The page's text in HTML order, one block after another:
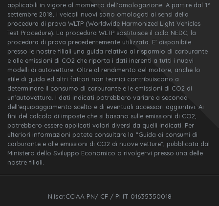
applicabili in vigore al momento dell'omologazione. A partire dal 1°
settembre 2018, i veicoli nuovi sono omologati ai sensi della
procedura di prova WLTP (Worldwide Harmonized Light Vehicles
Test Procedure). La procedura WLTP sostituisce il ciclo NEDC, la
procedura di prova precedentemente utilizzata. E’ disponibile
presso le nostre filiali una guida relativa al risparmio di carburante
e alle emissioni di CO2 che riporta i dati inerenti a tutti i nuovi
modelli di autovetture. Oltre al rendimento del motore, anche lo
stile di guida ed altri fattori non tecnici contribuiscono a
determinare il consumo di carburante e le emissioni di CO2 di
un’autovettura. I dati indicati potrebbero variare a seconda
dell’equipaggiamento scelto e di eventuali accessori aggiuntivi. Ai
fini del calcolo di imposte che si basano sulle emissioni di CO2,
potrebbero essere applicati valori diversi da quelli indicati. Per
ulteriori informazioni potete consultare la “Guida ai consumi di
carburante e alle emissioni di CO2 di nuove vetture”, pubblicata dal
Ministero dello Sviluppo Economico o rivolgervi presso una delle
nostre filiali.
N.Iscr.CCIAA PN/ CF / PI IT 01635350018